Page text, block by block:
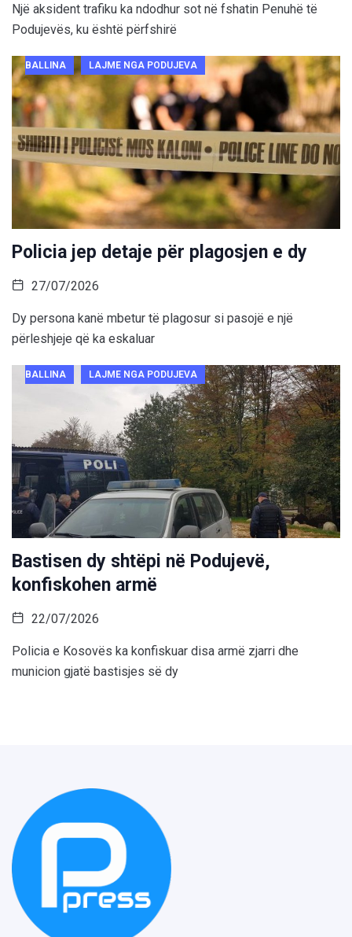
Një aksident trafiku ka ndodhur sot në fshatin Penuhë të
Podujevës, ku është përfshirë
BALLINA LAJME NGA PODUJEVA
Policia jep detaje për plagosjen e dy
27/07/2026
Dy persona kanë mbetur të plagosur si pasojë e një
përleshjeje që ka eskaluar
BALLINA LAJME NGA PODUJEVA
Bastisen dy shtëpi në Podujevë,
konfiskohen armë
22/07/2026
Policia e Kosovës ka konfiskuar disa armë zjarri dhe
municion gjatë bastisjes së dy